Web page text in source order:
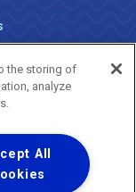
Reservados.
the storing of
analyze
All